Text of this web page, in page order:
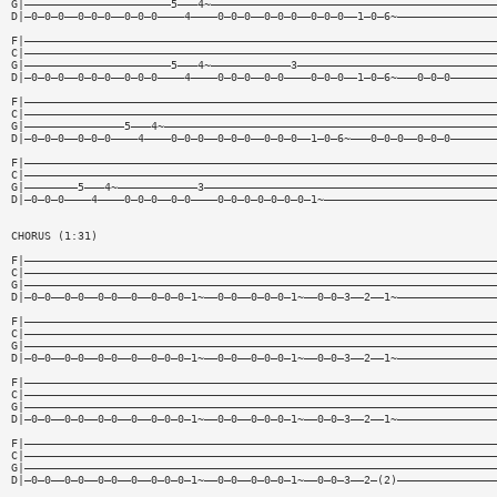
CHORUS (1:31)